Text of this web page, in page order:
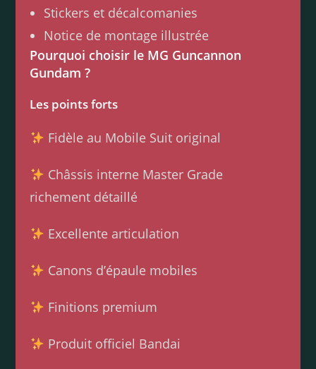
Stickers et décalcomanies
Notice de montage illustrée
Pourquoi choisir le MG Guncannon
Gundam ?
Les points forts
Fidèle au Mobile Suit original
Châssis interne Master Grade
richement détaillé
Excellente articulation
Canons d’épaule mobiles
Finitions premium
Produit officiel Bandai